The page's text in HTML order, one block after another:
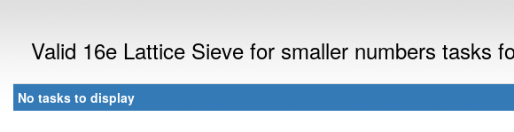
Valid 16e Lattice Sieve for smaller numbers tasks
No tasks to display